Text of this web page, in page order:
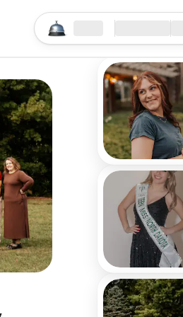
Begin je zoektocht
Locatie Inchecken/